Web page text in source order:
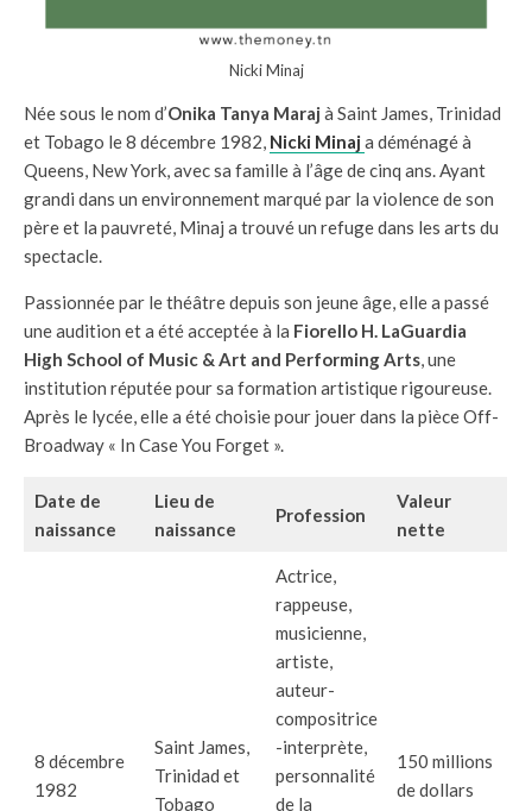
Nicki Minaj
Née sous le nom d’Onika Tanya Maraj à Saint James, Trinidad
et Tobago le 8 décembre 1982, Nicki Minaj a déménagé à
Queens, New York, avec sa famille à l’âge de cinq ans. Ayant
grandi dans un environnement marqué par la violence de son
père et la pauvreté, Minaj a trouvé un refuge dans les arts du
spectacle.
Passionnée par le théâtre depuis son jeune âge, elle a passé
une audition et a été acceptée à la Fiorello H. LaGuardia
High School of Music & Art and Performing Arts , une
institution réputée pour sa formation artistique rigoureuse.
Après le lycée, elle a été choisie pour jouer dans la pièce Off-
Broadway « In Case You Forget ».
Date de
naissance
Lieu de
naissance
Profession
Valeur
nette
8 décembre
1982
Saint James,
Trinidad et
Tobago
Actrice,
rappeuse,
musicienne,
artiste,
auteur-
compositrice
-interprète,
personnalité
de la
150 millions
de dollars